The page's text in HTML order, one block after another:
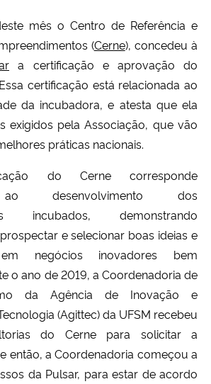
Regional
e dos Direitos Humanos
mês o Centro de Referência e
(Cerne), concedeu à
a certificação e aprovação do
certificação está relacionada ao
da incubadora, e atesta que ela
exigidos pela Associação, que vão
práticas nacionais.
do Cerne corresponde
ao desenvolvimento dos
incubados, demonstrando
e selecionar boas ideias e
em negócios inovadores bem
o ano de 2019, a Coordenadoria de
da Agência de Inovação e
(Agittec) da UFSM recebeu
do Cerne para solicitar a
então, a Coordenadoria começou a
da Pulsar, para estar de acordo